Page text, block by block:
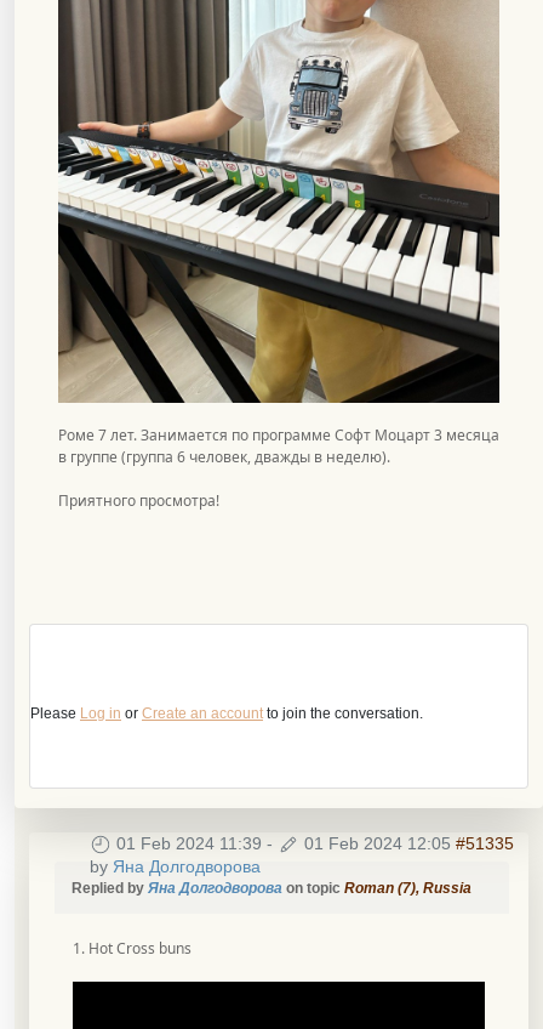
Роме 7 лет. Занимается по программе Софт Моцарт 3 месяца
в группе (группа 6 человек, дважды в неделю).
Приятного просмотра!
Please Log in or Create an accountto join the conversation.
01 Feb 2024 11:39 - 01 Feb 2024 12:05 #51335
by Яна Долгодворова
Replied by Яна Долгодворова on topic Roman (7), Russia
1. Hot Cross buns